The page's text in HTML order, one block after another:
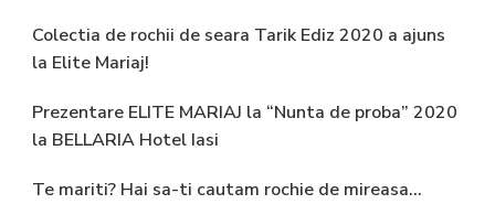
Colectia de rochii de seara Tarik Ediz 2020 a ajuns
la Elite Mariaj!
Prezentare ELITE MARIAJ la “Nunta de proba” 2020
la BELLARIA Hotel Iasi
Te mariti? Hai sa-ti cautam rochie de mireasa…